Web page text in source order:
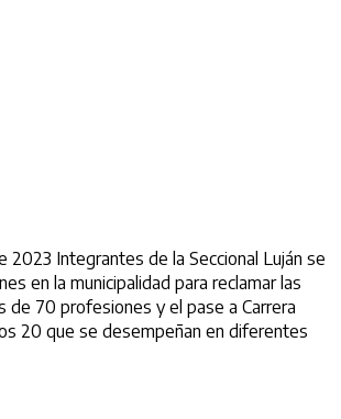
2023 Integrantes de la Seccional Luján se
en la municipalidad para reclamar las
de 70 profesiones y el pase a Carrera
20 que se desempeñan en diferentes